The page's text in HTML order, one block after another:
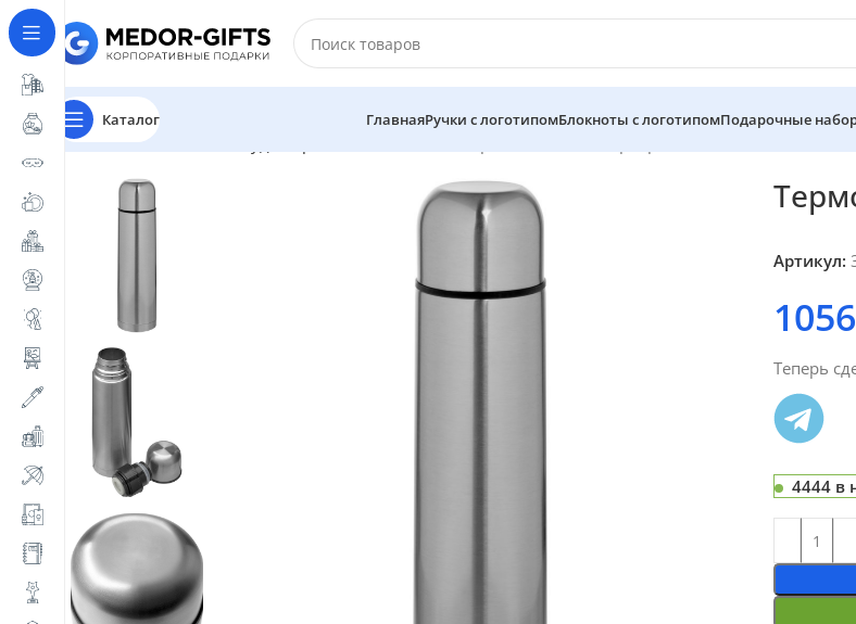
Каталог ГлавнаяРучки с логотипомБлокноты с логотипомПодарочные
Главная Магазин
Артикул:
Теперь
4444 в